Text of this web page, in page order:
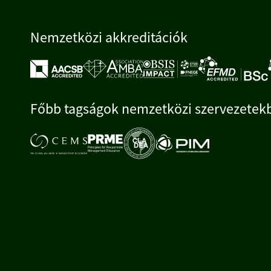
Nemzetközi akkreditációk
Főbb tagságok nemzetközi